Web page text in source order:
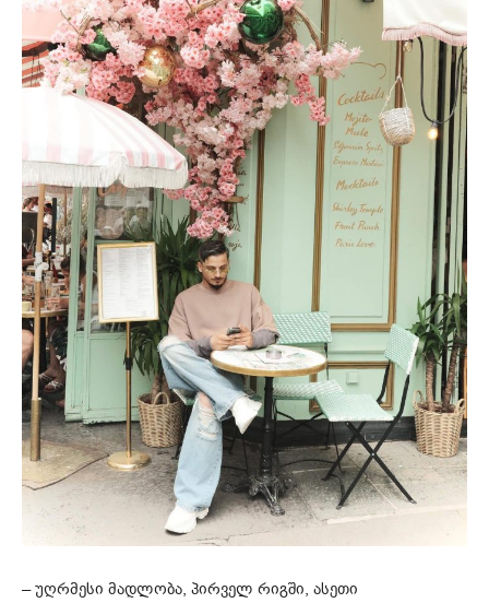
– უღრმესი მადლობა, პირველ რიგში, ასეთი